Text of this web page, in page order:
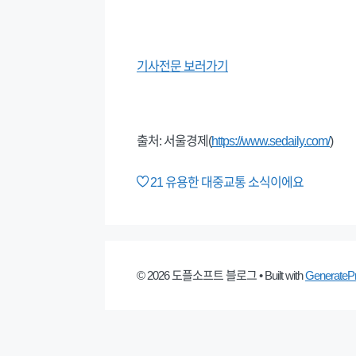
기사전문 보러가기
출처: 서울경제(https://www.sedaily.com/)
21유용한 대중교통 소식이에요
© 2026 도플소프트 블로그• Built with